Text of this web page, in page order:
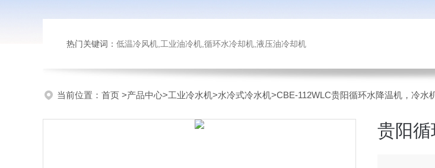
热门关键词： 低温冷风机,工业油冷机,循环水冷却机,液压油冷却机
当前位置： 首页 >产品中心>工业冷水机>水冷式冷水机>CBE-112WLC贵阳循环水降温机，冷水
贵阳